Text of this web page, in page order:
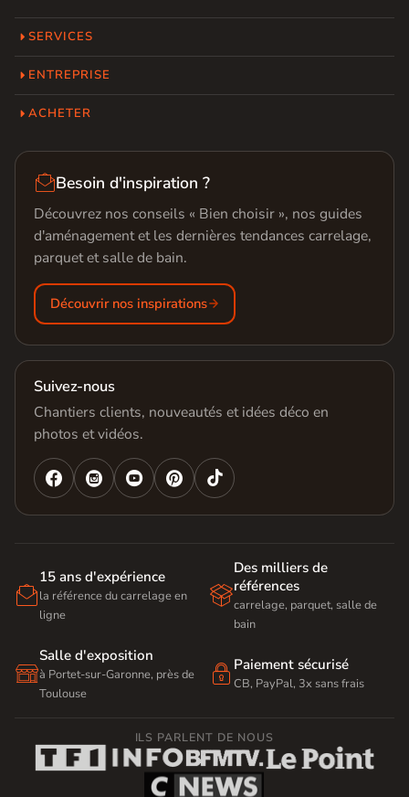
SERVICES
ENTREPRISE
ACHETER
Besoin d'inspiration ?
Découvrez nos conseils « Bien choisir », nos guides
d'aménagement et les dernières tendances carrelage,
parquet et salle de bain.
Découvrir nos inspirations
Suivez-nous
Chantiers clients, nouveautés et idées déco en
photos et vidéos.
   

15 ans d'expérience
la référence du carrelage en
ligne

Des milliers de
références
carrelage, parquet, salle de
bain

Salle d'exposition
à Portet-sur-Garonne, près de
Toulouse
 Paiement sécurisé
CB, PayPal, 3x sans frais
ILS PARLENT DE NOUS